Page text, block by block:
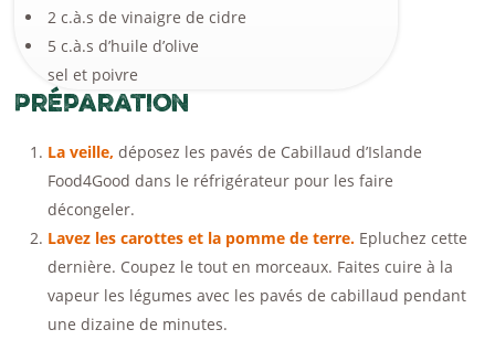
2 c.à.s de vinaigre de cidre
5 c.à.s d’huile d’olive
sel et poivre
Préparation
La veille,déposez les pavés de Cabillaud d’Islande
Food4Good dans le réfrigérateur pour les faire
décongeler.
Lavez les carottes et la pomme de terre. Epluchez cette
dernière. Coupez le tout en morceaux. Faites cuire à la
vapeur les légumes avec les pavés de cabillaud pendant
une dizaine de minutes.